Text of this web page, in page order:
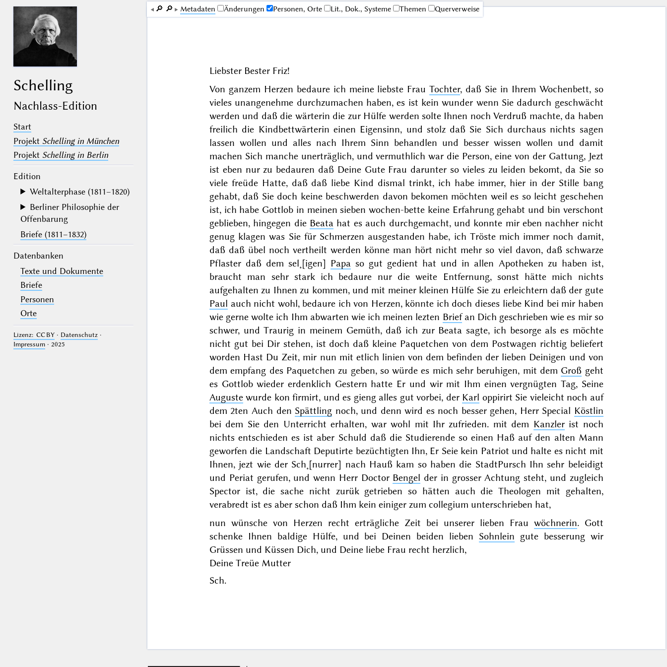
Schelling
Nachlass-Edition
Start
Projekt Schelling in München
Projekt Schelling in Berlin
Edition
Weltalterphase (1811–1820)
Berliner Philosophie der
Offenbarung
Briefe (1811–1832)
Datenbanken
Texte und Dokumente
Briefe
Personen
Orte
Lizenz: CC BY· Datenschutz·
Impressum· 2025
🔎︎ 🔎︎ Me­ta­da­ten Änderungen Personen, Orte Lit., Dok., Systeme Themen Querverweise
Liebster Bester Friz!
Von ganzem Herzen bedaure ich meine liebste FrauTochter, daß Sie in Ihrem Wochenbett, so
vieles unangenehme durchzumachen haben, es ist kein wunder wenn Sie dadurch geschwächt
werden und daß die wärterin die zur Hülfe werden solte Ihnen noch Verdruß machte, da haben
freilich die Kindbettwärterin einen Eigensinn, und stolz daß Sie Sich durchaus nichts sagen
lassen wollen und alles nach Ihrem Sinn behandlen und besser wissen wollen und damit
machen Sich manche unerträglich, und vermuthlich war die Person, eine von der Gattung, Jezt
ist eben nur zu bedauren daß Deine Gute Frau darunter so vieles zu leiden bekomt, da Sie so
viele freüde Hatte, daß daß liebe Kind dismal trinkt, ich habe immer, hier in der Stille bang
gehabt, daß Sie doch keine beschwerden davon bekomen möchten weil es so leicht geschehen
ist, ich habe Gottlob in meinen sieben wochen-bette keine Erfahrung gehabt und bin verschont
geblieben, hingegen die Beata hat es auch durchgemacht, und konnte mir eben nachher nicht
genug klagen was Sie für Schmerzen ausgestanden habe, ich Tröste mich immer noch damit,
daß daß übel noch vertheilt werden könne man hört nicht mehr so viel davon, daß schwarze
Pflaster daß dem sel˖[igen] Papa so gut gedient hat und in allen Apotheken zu haben ist,
braucht man sehr stark ich bedaure nur die weite Entfernung, sonst hätte mich nichts
aufgehalten zu Ihnen zu kommen, und mit meiner kleinen Hülfe Sie zu erleichtern daß der gute
Paul auch nicht wohl, bedaure ich von Herzen, könnte ich doch dieses liebe Kind bei mir haben
wie gerne wolte ich Ihm abwarten wie ich meinen lezten Briefan Dich geschrieben wie es mir so
schwer, und Traurig in meinem Gemüth, daß ich zur Beata sagte, ich besorge als es möchte
nicht gut bei Dir stehen, ist doch daß kleine Paquetchen von dem Postwagen richtig beliefert
worden Hast Du Zeit, mir nun mit etlich linien von dem befinden der lieben Deinigen und von
dem empfang des Paquetchen zu geben, so würde es mich sehr beruhigen, mit dem Groß geht
es Gottlob wieder erdenklich Gestern hatte Er und wir mit Ihm einen vergnügten Tag, Seine
Augustewurde kon firmirt, und es gieng alles gut vorbei, der Karl oppirirt Sie vieleicht noch auf
dem 2ten Auch den Spättling noch, und denn wird es noch besser gehen, Herr Special Köstlin
bei dem Sie den Unterricht erhalten, war wohl mit Ihr zufrieden. mit dem Kanzlerist noch
nichts entschieden es ist aber Schuld daß die Studierende so einen Haß auf den alten Mann
geworfen die Landschaft Deputirte bezüchtigten Ihn, Er Seie kein Patriot und halte es nicht mit
Ihnen, jezt wie der Sch˖[nurrer] nach Hauß kam so haben die StadtPursch Ihn sehr beleidigt
und Periat gerufen, und wenn Herr Doctor Bengel der in grosser Achtung steht, und zugleich
Spector ist, die sache nicht zurük getrieben so hätten auch die Theologen mit gehalten,
verabredt ist es aber schon daß Ihm kein einiger zum collegium unterschrieben hat,
nun wünsche von Herzen recht erträgliche Zeit bei unserer lieben Frau wöchnerin. Gott
schenke Ihnen baldige Hülfe, und bei Deinen beiden lieben Sohnlein gute besserung wir
Grüssen und Küssen Dich, und Deine liebe Frau recht herzlich,
Deine Treüe Mutter
Sch.